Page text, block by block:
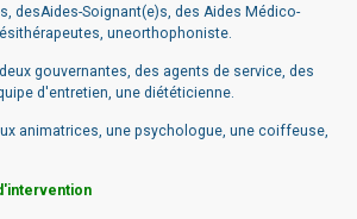
desAides-Soignant(e)s, des Aides Médico-
uneorthophoniste.
gouvernantes, des agents de service, des
d'entretien, une diététicienne.
animatrices, une psychologue, une coiffeuse,